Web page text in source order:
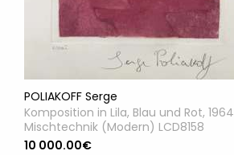
POLIAKOFF Serge
Komposition in Lila, Blau und Rot, 1964
Mischtechnik (Modern) LCD8158
10 000.00€